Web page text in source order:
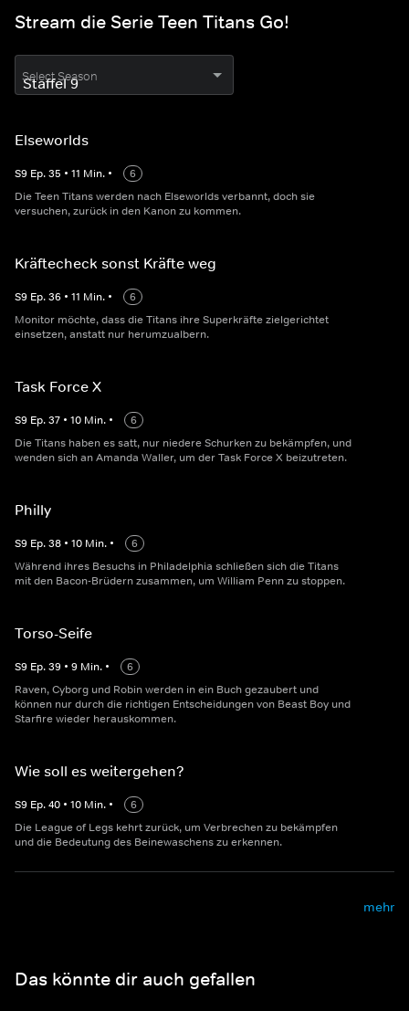
Stream die Serie Teen Titans Go!
Select Season
Elseworlds
S9 Ep.35 • 11 Min. •
6
Die Teen Titans werden nach Elseworlds verbannt, doch sie
versuchen, zurück in den Kanon zu kommen.
Kräftecheck sonst Kräfte weg
S9 Ep.36 • 11 Min. •
6
Monitor möchte, dass die Titans ihre Superkräfte zielgerichtet
einsetzen, anstatt nur herumzualbern.
Task Force X
S9 Ep.37 • 10 Min. •
6
Die Titans haben es satt, nur niedere Schurken zu bekämpfen, und
wenden sich an Amanda Waller, um der Task Force X beizutreten.
Philly
S9 Ep.38 • 10 Min. •
6
Während ihres Besuchs in Philadelphia schließen sich die Titans
mit den Bacon-Brüdern zusammen, um William Penn zu stoppen.
Torso-Seife
S9 Ep.39 • 9 Min. •
6
Raven, Cyborg und Robin werden in ein Buch gezaubert und
können nur durch die richtigen Entscheidungen von Beast Boy und
Starfire wieder herauskommen.
Wie soll es weitergehen?
S9 Ep.40 • 10 Min. •
6
Die League of Legs kehrt zurück, um Verbrechen zu bekämpfen
und die Bedeutung des Beinewaschens zu erkennen.
mehr
Das könnte dir auch gefallen